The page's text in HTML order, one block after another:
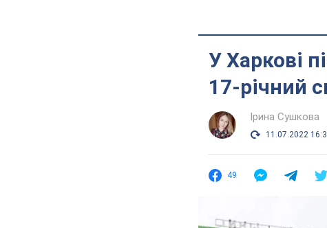
У Харкові
17-річний
Ірина Сушкова
11.07.2022
49